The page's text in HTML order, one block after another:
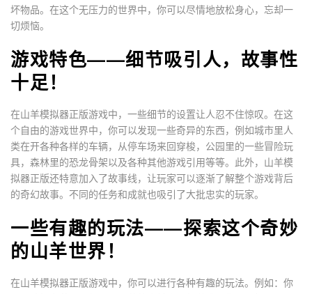
坏物品。在这个无压力的世界中，你可以尽情地放松身心，忘却一
切烦恼。
游戏特色——细节吸引人，故事性
十足！
在山羊模拟器正版游戏中，一些细节的设置让人忍不住惊叹。在这
个自由的游戏世界中，你可以发现一些奇异的东西，例如城市里人
类在开各种各样的车辆，从停车场来回穿梭，公园里的一些冒险玩
具，森林里的恐龙骨架以及各种其他游戏引用等等。此外，山羊模
拟器正版还特意加入了故事线，让玩家可以逐渐了解整个游戏背后
的奇幻故事。不同的任务和成就也吸引了大批忠实的玩家。
一些有趣的玩法——探索这个奇妙
的山羊世界！
在山羊模拟器正版游戏中，你可以进行各种有趣的玩法。例如：你